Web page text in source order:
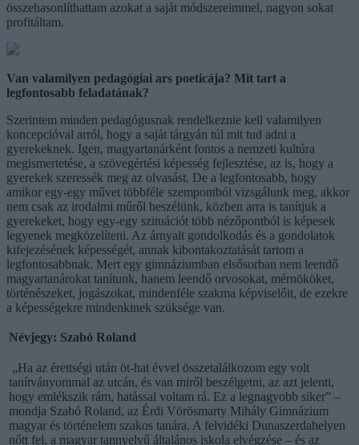
összehasonlíthattam azokat a saját módszereimmel, nagyon sokat
profitáltam.
Van valamilyen pedagógiai ars poeticája? Mit tart a
legfontosabb feladatának?
Szerintem minden pedagógusnak rendelkeznie kell valamilyen
koncepcióval arról, hogy a saját tárgyán túl mit tud adni a
gyerekeknek. Igen, magyartanárként fontos a nemzeti kultúra
megismertetése, a szövegértési képesség fejlesztése, az is, hogy a
gyerekek szeressék meg az olvasást. De a legfontosabb, hogy
amikor egy-egy művet többféle szempontból vizsgálunk meg, akkor
nem csak az irodalmi műről beszélünk, közben arra is tanítjuk a
gyerekeket, hogy egy-egy szituációt több nézőpontból is képesek
legyenek megközelíteni. Az árnyalt gondolkodás és a gondolatok
kifejezésének képességét, annak kibontakoztatását tartom a
legfontosabbnak. Mert egy gimnáziumban elsősorban nem leendő
magyartanárokat tanítunk, hanem leendő orvosokat, mérnököket,
történészeket, jogászokat, mindenféle szakma képviselőit, de ezekre
a képességekre mindenkinek szüksége van.
Névjegy: Szabó Roland
„Ha az érettségi után öt-hat évvel összetalálkozom egy volt
tanítványommal az utcán, és van miről beszélgetni, az azt jelenti,
hogy emlékszik rám, hatással voltam rá. Ez a legnagyobb siker” –
mondja Szabó Roland, az Érdi Vörösmarty Mihály Gimnázium
magyar és történelem szakos tanára. A felvidéki Dunaszerdahelyen
nőtt fel, a magyar tannyelvű általános iskola elvégzése – és az